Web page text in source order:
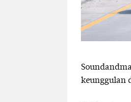
keunggulan